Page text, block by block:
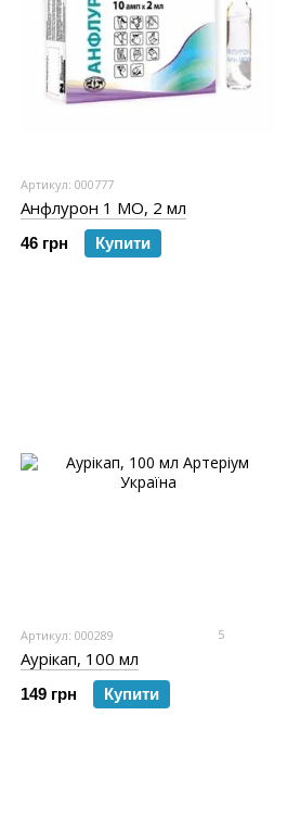
Артикул: 000777
Анфлурон 1 МО, 2 мл
46 грн Купити
Артикул: 000289 5
Аурікап, 100 мл
149 грн Купити